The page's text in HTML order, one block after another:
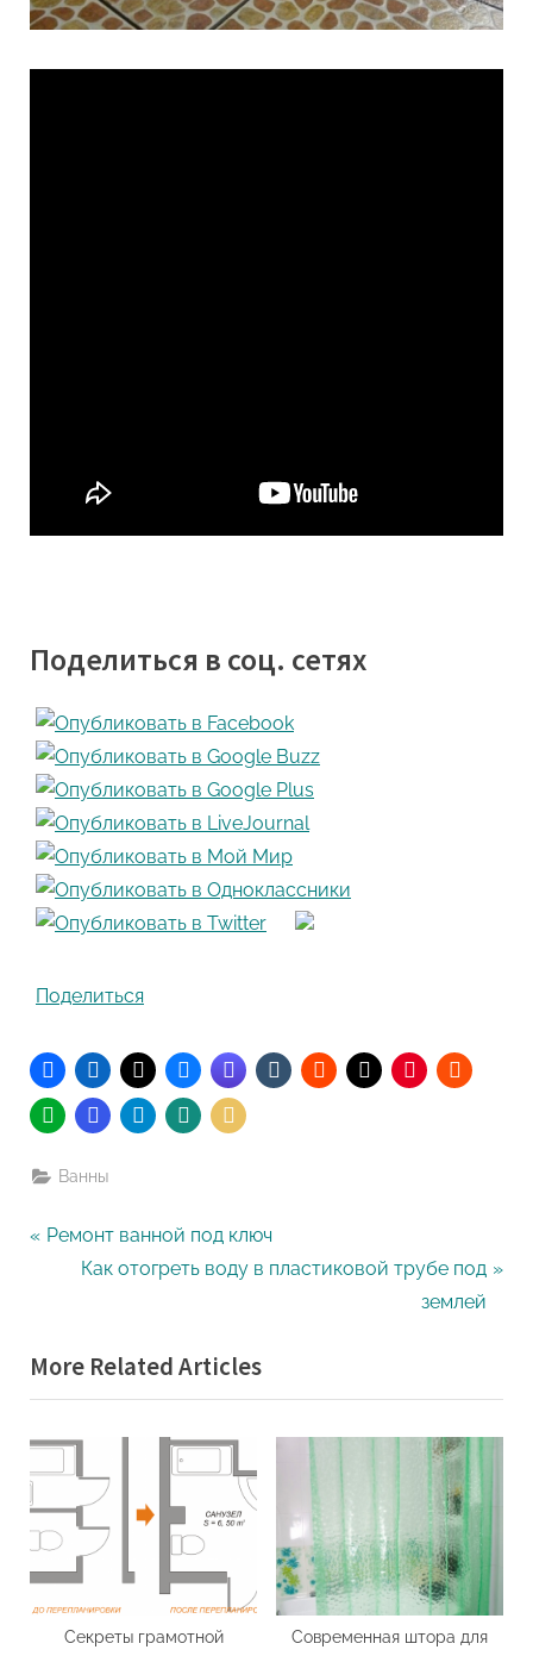
Поделиться в соц. сетях
Поделиться
Ванны
Навигация
P
o
u
s
o
s
Ремонт ванной под ключ
N
t
P
o
t
:
Как отогреть воду в пластиковой трубе под
землей
More Related Articles
Секреты грамотной
Современная штора для